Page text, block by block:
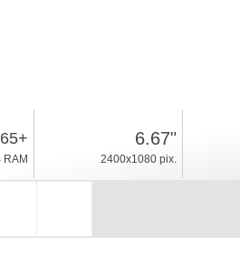
RAM
6.67"
2400x1080 pix.